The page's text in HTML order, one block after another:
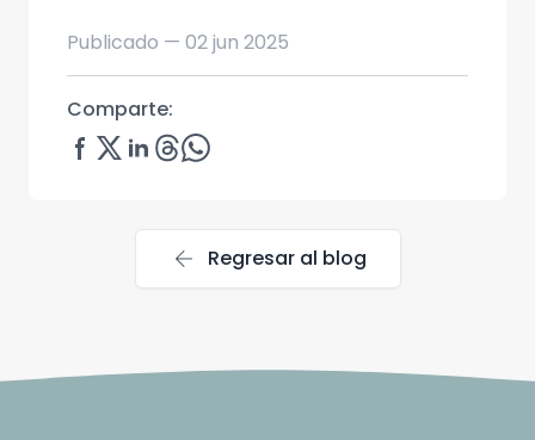
Publicado — 02 jun 2025
Comparte:
arrow_back Regresar al blog